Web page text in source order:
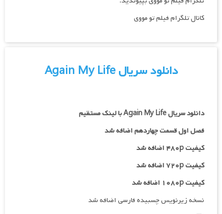
کانال تلگرام فیلم تو مووی
دانلود سریال Again My Life
دانلود سریال Again My Life با لینک مستقیم
فصل اول قسمت چهاردهم اضافه شد
کیفیت ۴۸۰p اضافه شد
کیفیت ۷۲۰p
اضافه شد
کیفیت ۱۰۸۰p اضافه شد
نسخه زیرنویس چسبیده فارسی اضافه شد